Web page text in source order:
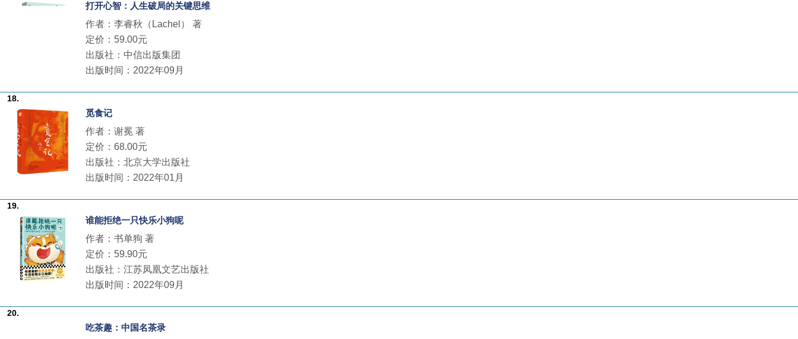
打开心智：人生破局的关键思维
作者：李睿秋（Lachel） 著
定价：59.00元
出版社：中信出版集团
出版时间：2022年09月
18.
觅食记
作者：谢冕 著
定价：68.00元
出版社：北京大学出版社
出版时间：2022年01月
19.
谁能拒绝一只快乐小狗呢
作者：书单狗 著
定价：59.90元
出版社：江苏凤凰文艺出版社
出版时间：2022年09月
20.
吃茶趣：中国名茶录